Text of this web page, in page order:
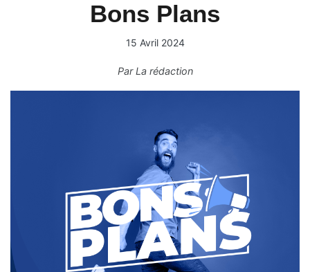
Bons Plans
15 Avril 2024
ParLa rédaction